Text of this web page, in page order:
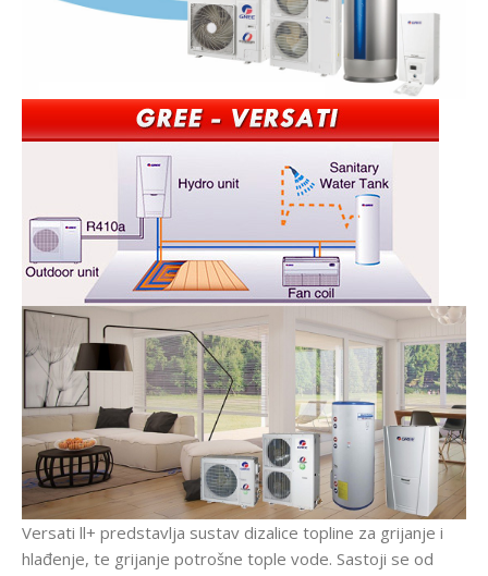
Versati ll+ predstavlja sustav dizalice topline za grijanje i
hlađenje, te grijanje potrošne tople vode. Sastoji se od